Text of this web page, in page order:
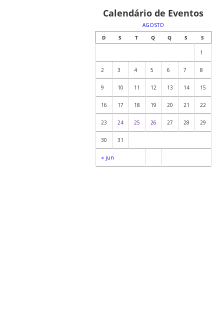
Calendário de Eventos
AGOSTO
D
S T Q Q S S
« jun
1
2 3 4 5 6 7 8
9 10 11 12 13 14 15
16 17 18 19 20 21 22
23 24 25 26 27 28 29
30 31